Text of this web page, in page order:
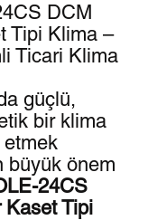
DCM
Tipi Klima –
Ticari Klima
güçlü,
bir klima
büyük önem
24CS
Kaset Tipi